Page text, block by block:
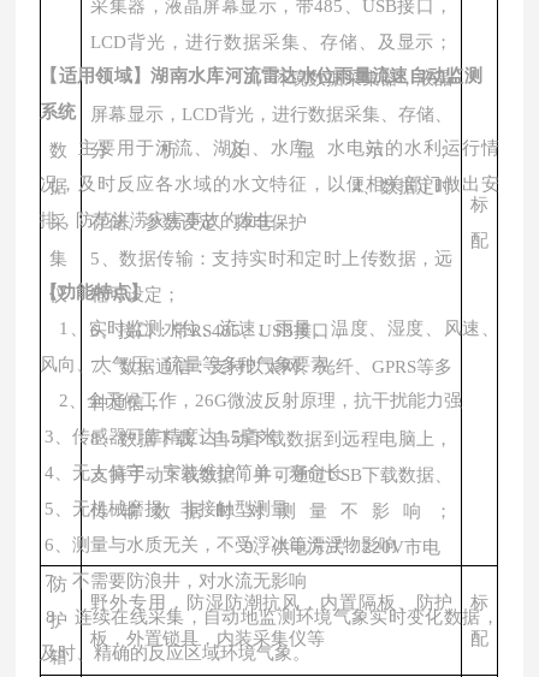
数
据
采
集
仪
采集器，液晶屏幕显示，带485、USB接口，
LCD背光，进行数据采集、存储、及显示；
3、环境数据采集器，液晶
屏幕显示，LCD背光，进行数据采集、存储、
分析及显示；
4、数据定时
存储、参数设定、掉电保护
5、数据传输：支持实时和定时上传数据，远
程可设定；
6、接口：带RS485、USB接口，
7、数据通信：支持以太网、光纤、GPRS等多
种通信；
8、数据下载：自动下载数据到远程电脑上，
支持手动下载数据，并可通过USB下载数据、
传输数据时对测量不影响；
9、供电方式：220V市电
标
配
防
护
箱
野外专用，防湿防潮抗风，内置隔板、防护
板，外置锁具，内装采集仪等
标
配
【适用领域】湖南水库河流雷达水位雨量流速自动监测
系统
主要用于河流、湖泊、水库、水电站的水利运行情
况，及时反应各水域的水文特征，以便相关部门做出安
排，防范洪涝灾害事故的发生。
【功能特点】
1、 实时监测水位、流速、雨量、温度、湿度、风速、
风向、大气压、流量等多种气象要素。
2、全天候工作， 26G微波反射原理，抗干扰能力强
3 、传感器可靠精度达1.5毫米
4 、无人值守，安装维护简单，寿命长
5 、无机械磨损、非接触型测量
6 、测量与水质无关，不受浮冰等漂浮物影响
7、不需要防浪井，对水流无影响
8、连续在线采集， 自动地监测环境气象实时变化数据，
及时、精确的反应区域环境气象。